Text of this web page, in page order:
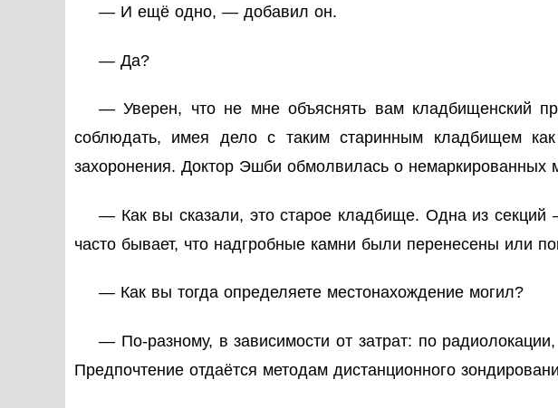
— И ещё одно, — добавил он.
— Да?
— Уверен, что не мне объяснять вам кладбищенский
соблюдать, имея дело с таким старинным кладбищем
захоронения. Доктор Эшби обмолвилась о немаркированных
— Как вы сказали, это старое кладбище. Одна из
часто бывает, что надгробные камни были перенесены или
— Как вы тогда определяете местонахождение могил?
— По-разному, в зависимости от затрат: по
Предпочтение отдаётся методам дистанционного